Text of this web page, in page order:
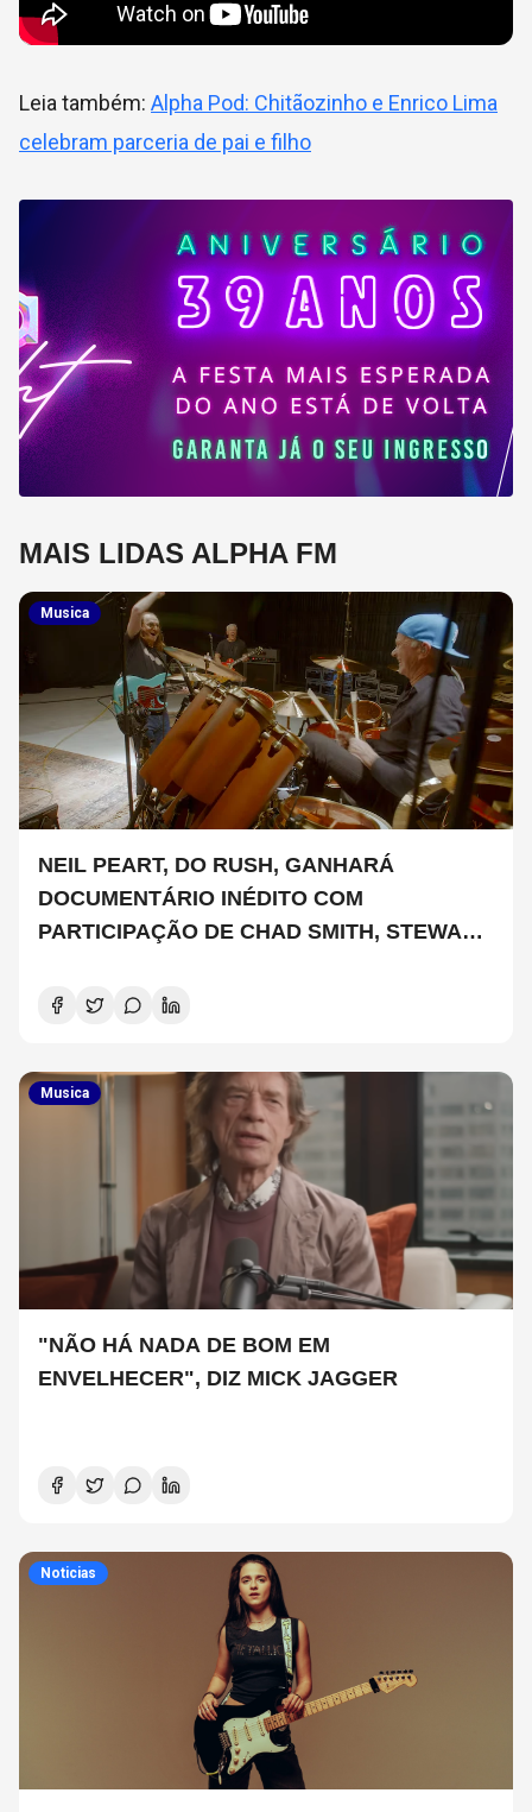
Leia também: Alpha Pod: Chitãozinho e Enrico Lima
celebram parceria de pai e filho
MAIS LIDAS ALPHA FM
Musica
NEIL PEART, DO RUSH, GANHARÁ
DOCUMENTÁRIO INÉDITO COM
PARTICIPAÇÃO DE CHAD SMITH, STEWART
Musica
"NÃO HÁ NADA DE BOM EM
ENVELHECER", DIZ MICK JAGGER
Noticias